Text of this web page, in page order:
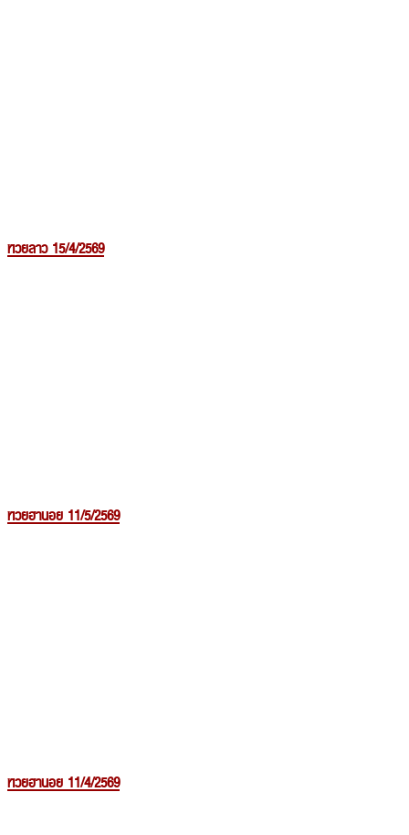
หวยลาว 15/4/2569
หวยฮานอย 11/5/2569
หวยฮานอย 11/4/2569